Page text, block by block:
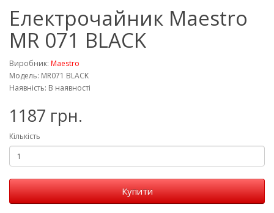
Електрочайник Maestro
MR 071 BLACK
Виробник: Maestro
Модель: MR071 BLACK
Наявність: В наявності
1187 грн.
Кількість
Купити